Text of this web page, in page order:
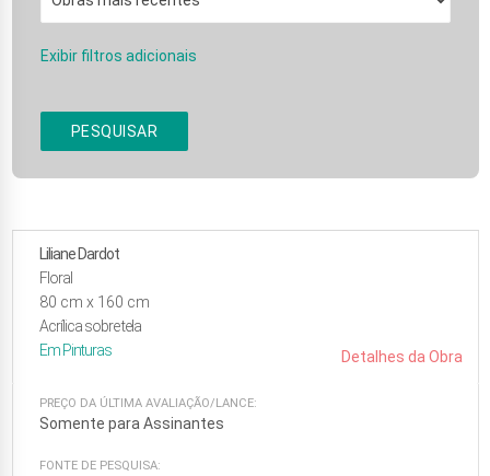
Exibir filtros adicionais
PESQUISAR
Liliane Dardot
Floral
80 cm x 160 cm
Acrílica sobre tela
Em Pinturas Detalhes da Obra
PREÇO DA ÚLTIMA AVALIAÇÃO/LANCE:
Somente para Assinantes
FONTE DE PESQUISA: